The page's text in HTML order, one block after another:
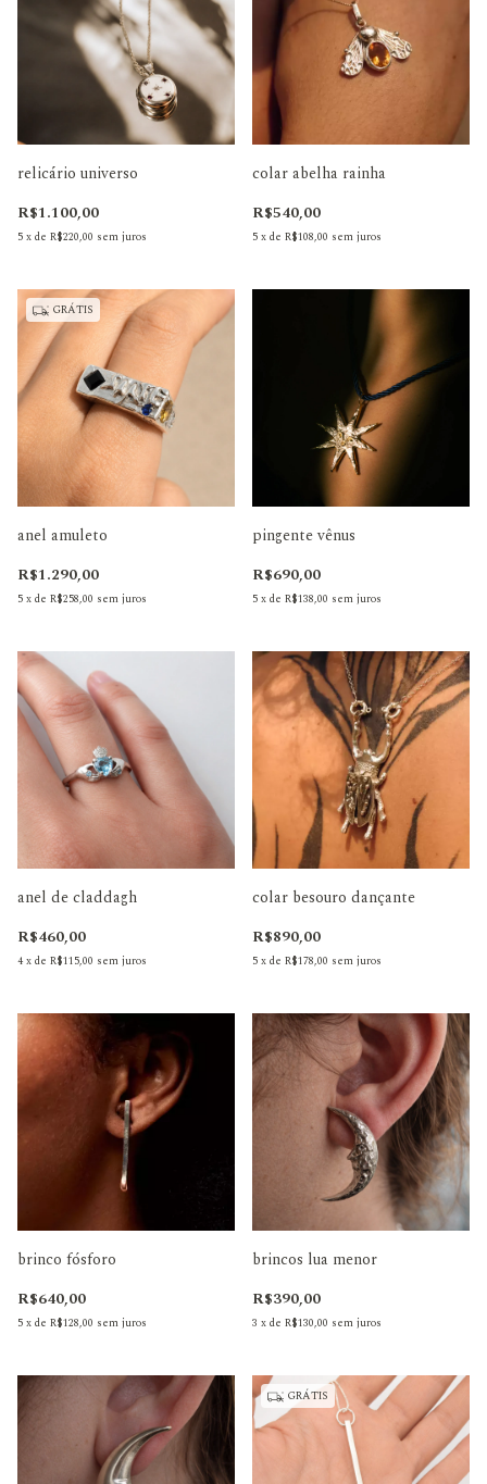
relicário universo
R$1.100,00
5xde R$220,00 sem juros
colar abelha rainha
R$540,00
5xde R$108,00 sem juros
GRÁTIS
anel amuleto
R$1.290,00
5xde R$258,00 sem juros
pingente vênus
R$690,00
5xde R$138,00 sem juros
anel de claddagh
R$460,00
4xde R$115,00 sem juros
colar besouro dançante
R$890,00
5xde R$178,00 sem juros
brinco fósforo
R$640,00
5xde R$128,00 sem juros
brincos lua menor
R$390,00
3 xde R$130,00 sem juros
GRÁTIS